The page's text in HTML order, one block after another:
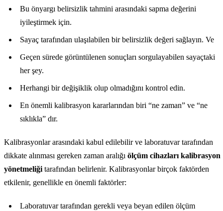
Bu önyargı belirsizlik tahmini arasındaki sapma değerini
iyileştirmek için.
Sayaç tarafından ulaşılabilen bir belirsizlik değeri sağlayın. Ve
Geçen sürede görüntülenen sonuçları sorgulayabilen sayaçtaki
her şey.
Herhangi bir değişiklik olup olmadığını kontrol edin.
En önemli kalibrasyon kararlarından biri “ne zaman” ve “ne
sıklıkla” dır.
Kalibrasyonlar arasındaki kabul edilebilir ve laboratuvar tarafından
dikkate alınması gereken zaman aralığı ölçüm cihazları kalibrasyon
yönetmeliği tarafından belirlenir. Kalibrasyonlar birçok faktörden
etkilenir, genellikle en önemli faktörler:
Laboratuvar tarafından gerekli veya beyan edilen ölçüm